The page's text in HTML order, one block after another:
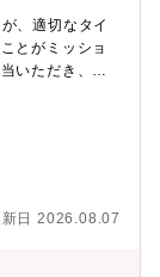
ディレクター1
、シニアスタッ
ー【働き方】
宅勤務が可能
い。
）
、適切なタイ
とがミッショ
いただき、安
改善にもチャ
事業拡大に伴
した募集で
ており、継続
ら、将来的に
新日 2026.08.07